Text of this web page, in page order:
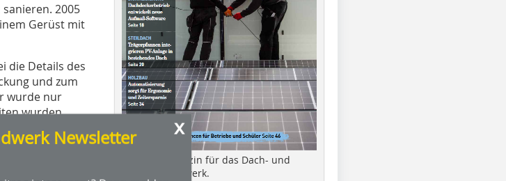
2005
Gerüst mit
die Details des
und zum
wurde nur
wurden
festgestellt.
x
Newsletter
Das Profimagazin für das Dach- und
Holzbauhandwerk.